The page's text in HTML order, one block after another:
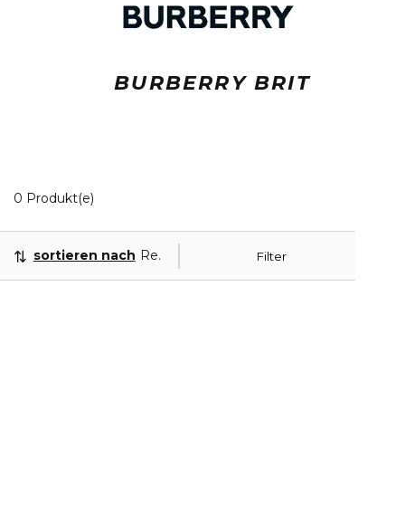
BURBERRY BRIT
0 Produkt(e)
Filter
sortieren nach Relevanz